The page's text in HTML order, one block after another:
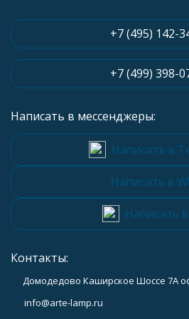
+7 (495) 142-
+7 (499) 398-
Написать в мессенджеры:
Написать в
Написать в
Написать
Контакты:
Домодедово Каширское Шоссе 7А
info@arte-lamp.ru